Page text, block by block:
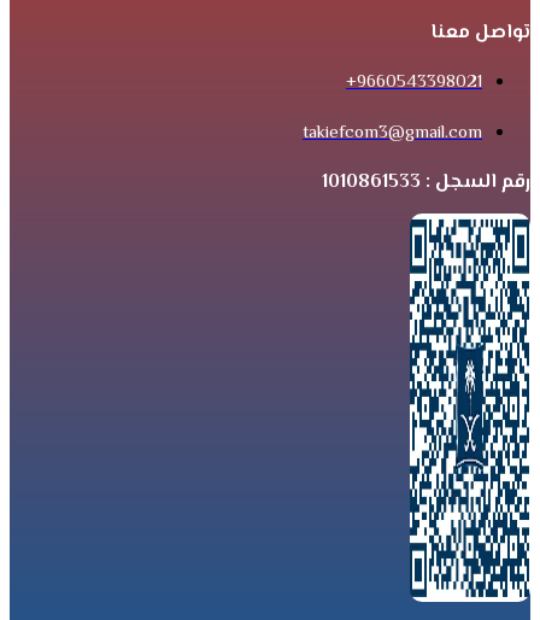
تواصل معنا
9660543398021+
takiefcom3@gmail.com
رقم السجل : 1010861533